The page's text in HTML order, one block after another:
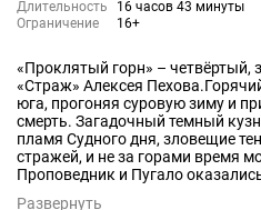
Длительность
16 часов 43 минуты
Ограничение
16+
«Проклятый горн» –
«Страж» Алексея
юга, прогоняя суровую зиму и
смерть. Загадочный темный
пламя Судного дня, зловещие
стражей, и не за горами время
Проповедник и Пугало
Развернуть